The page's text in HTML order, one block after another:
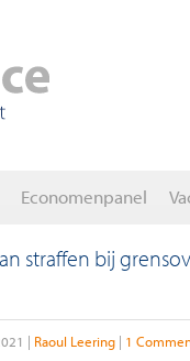
Economenpanel
straffen bij
Raoul Leering 1